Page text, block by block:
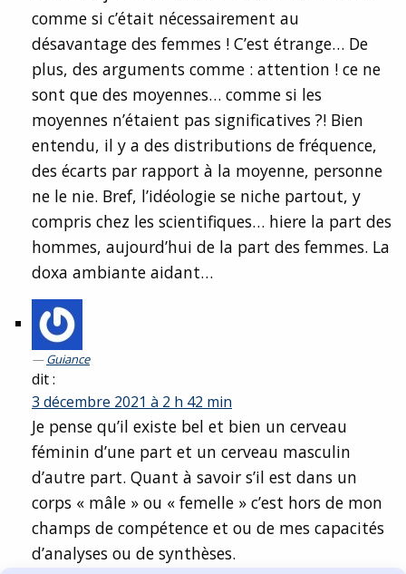
comme si c’était nécessairement au
désavantage des femmes ! C’est étrange… De
plus, des arguments comme : attention ! ce ne
sont que des moyennes… comme si les
moyennes n’étaient pas significatives ?! Bien
entendu, il y a des distributions de fréquence,
des écarts par rapport à la moyenne, personne
ne le nie. Bref, l’idéologie se niche partout, y
compris chez les scientifiques… hiere la part des
hommes, aujourd’hui de la part des femmes. La
doxa ambiante aidant…
Guiance
dit :
3 décembre 2021 à 2 h 42 min
Je pense qu’il existe bel et bien un cerveau
féminin d’une part et un cerveau masculin
d’autre part. Quant à savoir s’il est dans un
corps « mâle » ou « femelle » c’est hors de mon
champs de compétence et ou de mes capacités
d’analyses ou de synthèses.